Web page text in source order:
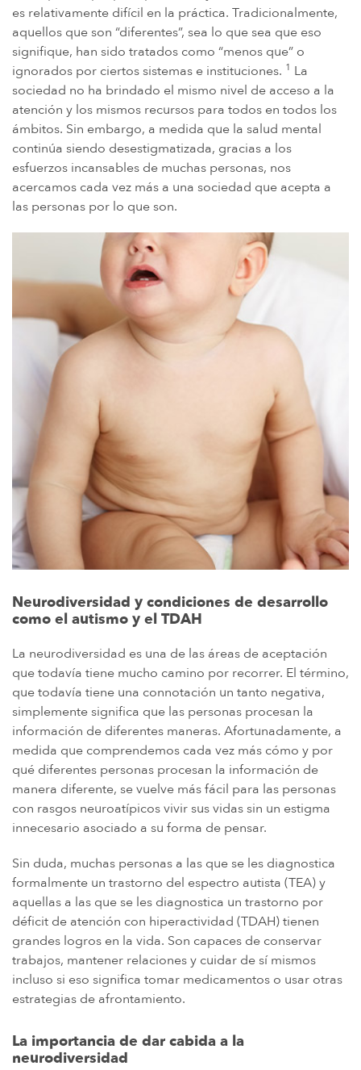
IMPLANTES DE CADERA DE METAL SOBRE METAL
DIU MIRENA
MORCELADORES DE ENERGÍA
PROTON PUMP INHIBITORS (PPI)
HERBICIDA ROUNDUP (GLIFOSATO)
POLVO DE TALCO / TALCO
TAXOTERE
TYLENOL (PARACETAMOL) AUTISMO/TDAH
VIAGRA Y CIALIS (SILDENAFIL)
TEORÍAS DE RESPONSABILIDAD POR PRODUCTOS
PERSONAL INJURY LAW AND MASS TORT VIDEOS
CUÁNTO TIEMPO TIENES PARA TOMAR CIERTAS ACCIONES
es relativamente difícil en la práctica. Tradicionalmente,
aquellos que son “diferentes”, sea lo que sea que eso
signifique, han sido tratados como “menos que” o
ignorados por ciertos sistemas e instituciones. 1 La
sociedad no ha brindado el mismo nivel de acceso a la
atención y los mismos recursos para todos en todos los
ámbitos. Sin embargo, a medida que la salud mental
continúa siendo desestigmatizada, gracias a los
esfuerzos incansables de muchas personas, nos
acercamos cada vez más a una sociedad que acepta a
las personas por lo que son.
Neurodiversidad y condiciones de desarrollo
como el autismo y el TDAH
La neurodiversidad es una de las áreas de aceptación
que todavía tiene mucho camino por recorrer. El término,
que todavía tiene una connotación un tanto negativa,
simplemente significa que las personas procesan la
información de diferentes maneras. Afortunadamente, a
medida que comprendemos cada vez más cómo y por
qué diferentes personas procesan la información de
manera diferente, se vuelve más fácil para las personas
con rasgos neuroatípicos vivir sus vidas sin un estigma
innecesario asociado a su forma de pensar.
Sin duda, muchas personas a las que se les diagnostica
formalmente un trastorno del espectro autista (TEA) y
aquellas a las que se les diagnostica un trastorno por
déficit de atención con hiperactividad (TDAH) tienen
grandes logros en la vida. Son capaces de conservar
trabajos, mantener relaciones y cuidar de sí mismos
incluso si eso significa tomar medicamentos o usar otras
estrategias de afrontamiento.
La importancia de dar cabida a la
neurodiversidad